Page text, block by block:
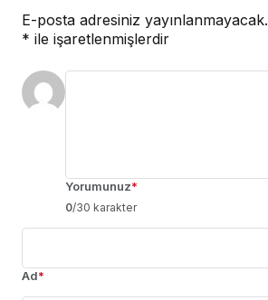
E-posta adresiniz yayınlanmayacak.
* ile işaretlenmişlerdir
Yorumunuz*
0/30 karakter
Ad*